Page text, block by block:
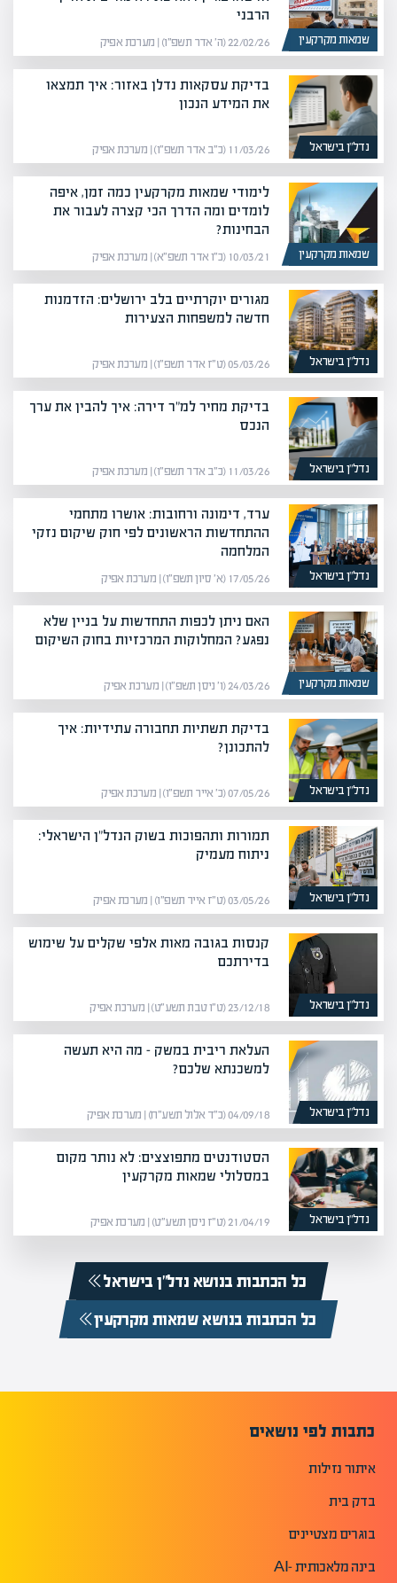
שמאות מקרקעין
הרבני
22/02/26 (ה׳ אדר תשפ״ו) | מערכת אפיק
נדל”ן בישראל
בדיקת עסקאות נדלן באזור: איך תמצאו
את המידע הנכון
11/03/26 (כ״ב אדר תשפ״ו) | מערכת אפיק
שמאות מקרקעין
לימודי שמאות מקרקעין כמה זמן, איפה
לומדים ומה הדרך הכי קצרה לעבור את
הבחינות?
10/03/21 (כ״ו אדר תשפ״א) | מערכת אפיק
נדל”ן בישראל
מגורים יוקרתיים בלב ירושלים: הזדמנות
חדשה למשפחות הצעירות
05/03/26 (ט״ז אדר תשפ״ו) | מערכת אפיק
נדל”ן בישראל
בדיקת מחיר למ"ר דירה: איך להבין את ערך
הנכס
11/03/26 (כ״ב אדר תשפ״ו) | מערכת אפיק
נדל”ן בישראל
ערד, דימונה ורחובות: אושרו מתחמי
ההתחדשות הראשונים לפי חוק שיקום נזקי
המלחמה
17/05/26 (א׳ סיון תשפ״ו) | מערכת אפיק
שמאות מקרקעין
האם ניתן לכפות התחדשות על בניין שלא
נפגע? המחלוקות המרכזיות בחוק השיקום
24/03/26 (ו׳ ניסן תשפ״ו) | מערכת אפיק
נדל”ן בישראל
בדיקת תשתיות תחבורה עתידיות: איך
להתכונן?
07/05/26 (כ׳ אייר תשפ״ו) | מערכת אפיק
נדל”ן בישראל
תמורות ותהפוכות בשוק הנדל"ן הישראלי:
ניתוח מעמיק
03/05/26 (ט״ז אייר תשפ״ו) | מערכת אפיק
נדל”ן בישראל
קנסות בגובה מאות אלפי שקלים על שימוש
בדירתכם
23/12/18 (ט״ו טבת תשע״ט) | מערכת אפיק
נדל”ן בישראל
העלאת ריבית במשק – מה היא תעשה
למשכנתא שלכם?
04/09/18 (כ״ד אלול תשע״ח) | מערכת אפיק
נדל”ן בישראל
הסטודנטים מתפוצצים: לא נותר מקום
במסלולי שמאות מקרקעין
21/04/19 (ט״ז ניסן תשע״ט) | מערכת אפיק
כל הכתבות בנושא נדל”ן בישראל
כל הכתבות בנושא שמאות מקרקעין
כתבות לפי נושאים
איתור נזילות
בדק בית
בוגרים מצטיינים
בינה מלאכותית -AI